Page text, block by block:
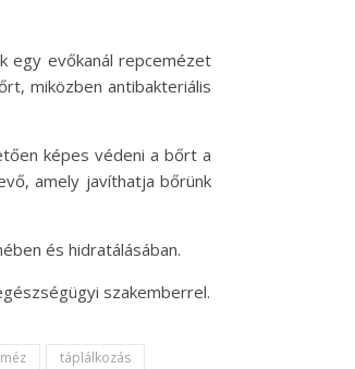
egy evőkanál repcemézet
miközben antibakteriális
képes védeni a bőrt a
amely javíthatja bőrünk
és hidratálásában.
szakemberrel.
táplálkozás